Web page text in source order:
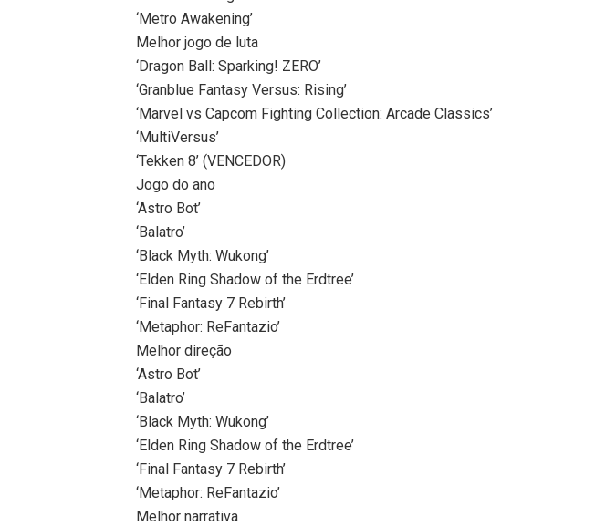
‘Metro Awakening’
Melhor jogo de luta
‘Dragon Ball: Sparking! ZERO’
‘Granblue Fantasy Versus: Rising’
‘Marvel vs Capcom Fighting Collection: Arcade Classics’
‘MultiVersus’
‘Tekken 8’ (VENCEDOR)
Jogo do ano
‘Astro Bot’
‘Balatro’
‘Black Myth: Wukong’
‘Elden Ring Shadow of the Erdtree’
‘Final Fantasy 7 Rebirth’
‘Metaphor: ReFantazio’
Melhor direção
‘Astro Bot’
‘Balatro’
‘Black Myth: Wukong’
‘Elden Ring Shadow of the Erdtree’
‘Final Fantasy 7 Rebirth’
‘Metaphor: ReFantazio’
Melhor narrativa